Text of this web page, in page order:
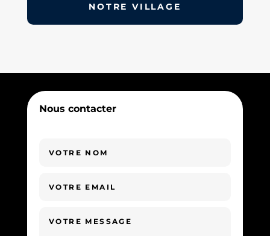
NOTRE VILLAGE
Nous contacter